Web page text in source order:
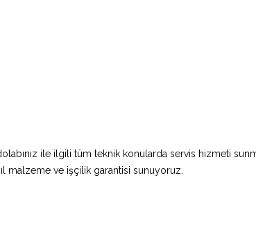
ile ilgili tüm teknik konularda servis hizmeti
malzeme ve işçilik garantisi sunuyoruz.